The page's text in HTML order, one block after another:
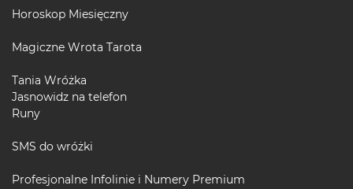
Horoskop Miesięczny
Magiczne Wrota Tarota
Tania Wróżka
Jasnowidz na telefon
Runy
SMS do wróżki
Profesjonalne Infolinie i Numery Premium